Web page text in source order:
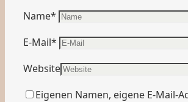
Name*
E-Mail*
Website
Eigenen Namen, eigene E-Mail-